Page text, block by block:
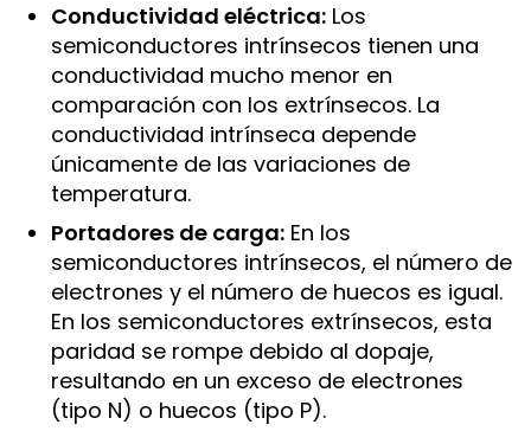
Conductividad eléctrica: Los
semiconductores intrínsecos tienen una
conductividad mucho menor en
comparación con los extrínsecos. La
conductividad intrínseca depende
únicamente de las variaciones de
temperatura.
Portadores de carga: En los
semiconductores intrínsecos, el número de
electrones y el número de huecos es igual.
En los semiconductores extrínsecos, esta
paridad se rompe debido al dopaje,
resultando en un exceso de electrones
(tipo N) o huecos (tipo P).